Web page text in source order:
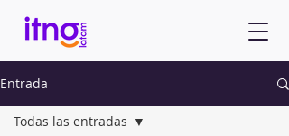
Entrada
Todas las entradas